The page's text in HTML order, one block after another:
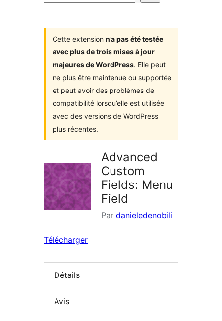
Cette extension n’a pas été testée
avec plus de trois mises à jour
majeures de WordPress. Elle peut
ne plus être maintenue ou supportée
et peut avoir des problèmes de
compatibilité lorsqu’elle est utilisée
avec des versions de WordPress
plus récentes.
Advanced
Custom
Fields: Menu
Field
Par danieledenobili
Télécharger
Détails
Avis